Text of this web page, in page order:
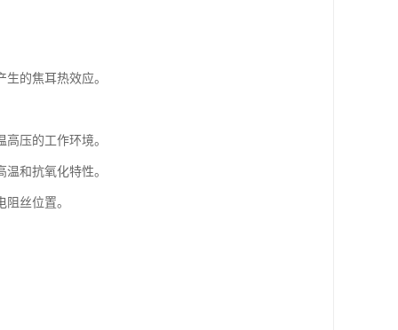
的焦耳热效应。
压的工作环境。
和抗氧化特性。
丝位置。